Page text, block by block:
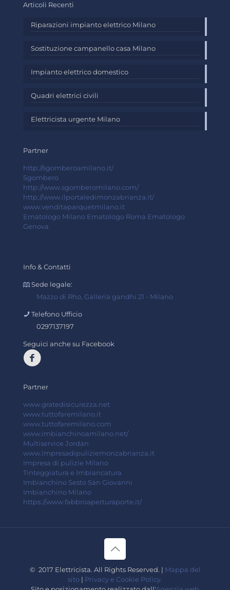
Articoli Recenti
Riparazioni impianto elettrico Milano
Sostituzione campanello casa Milano
Impianto elettrico domestico
Quadri elettrici civili
Elettricista urgente Milano
Partner
http://sgomberoamilano.it/
Sgombero
http://www.sgomberomilano.com/
http://www.ilportaledimonzabrianza.it/
www.venditaparquetmilano.it
Ematologo Milano Ematologo Roma Ematologo
Genova
Info & Contatti
Sede legale:
Mazzo di Rho, Galleria gandhi 21 - Milano
Telefono Ufficio
0297137197
Seguici anche su Facebook
Partner
www.gratedisicurezza.net
www.tuttofaremilano.it
www.tuttofaremilano.com
www.imbianchinoamilano.net/
Multiservice Jordan
www.impresadipuliziemonzabrianza.it
Impresa di pulizie Milano
Tinteggiatura e Imbiancatura
Imbianchino Sesto San Giovanni
Imbianchino Milano
https://www.fabbroaperturaporte.it/
© 2017 Elettricista. All Rights Reserved. | Mappa del
sito | Privacy e Cookie Policy.